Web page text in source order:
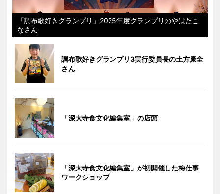
「調布歌好きグランプリ」2025年度グランプリのやはたこ
なさん
調布歌好きグランプリ3実行委員長の土方康全
さん
「深大寺食文化編集室」の店頭
「深大寺食文化編集室」が初開催した梅仕事
ワークショップ